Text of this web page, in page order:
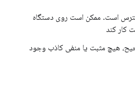
است. ممکن است روی دستگاه
کار کند
هیچ مثبت یا منفی کاذب وجود